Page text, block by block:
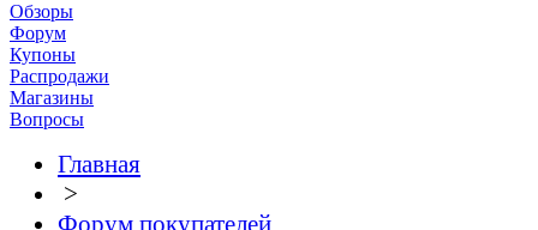
Обзоры
Форум
Купоны
Распродажи
Магазины
Вопросы
Главная
>